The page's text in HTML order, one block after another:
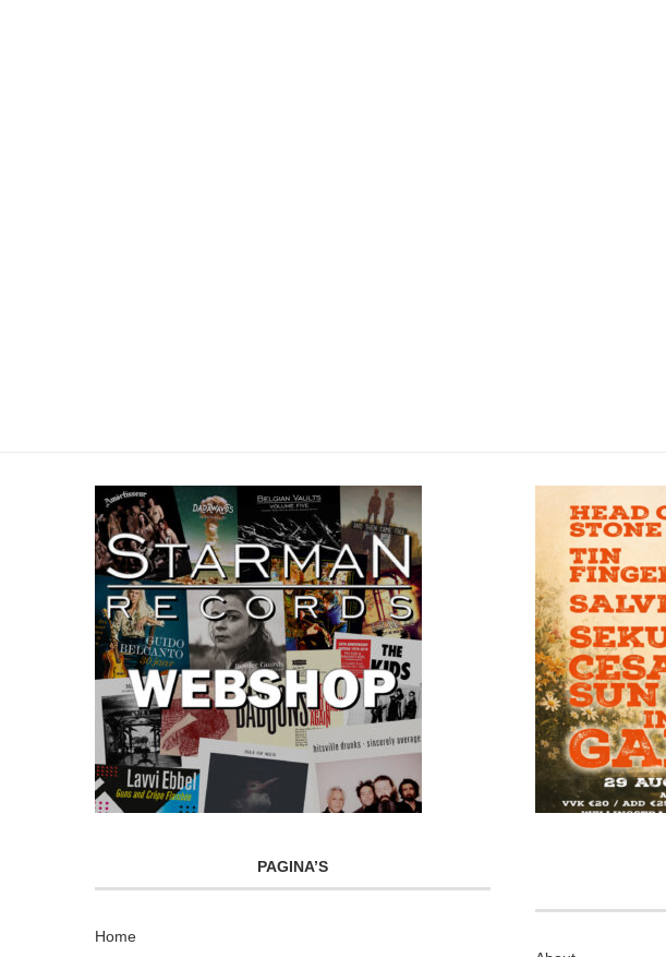
PAGINA’S
Home